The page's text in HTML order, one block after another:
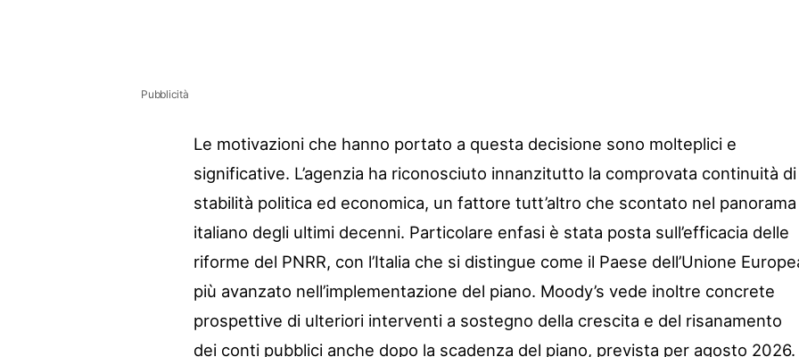
Pubblicità
Le motivazioni che hanno portato a questa decisione sono molteplici e
significative. L’agenzia ha riconosciuto innanzitutto la comprovata continuità di
stabilità politica ed economica, un fattore tutt’altro che scontato nel panorama
italiano degli ultimi decenni. Particolare enfasi è stata posta sull’efficacia delle
riforme del PNRR, con l’Italia che si distingue come il Paese dell’Unione
più avanzato nell’implementazione del piano. Moody’s vede inoltre concrete
prospettive di ulteriori interventi a sostegno della crescita e del risanamento
dei conti pubblici anche dopo la scadenza del piano, prevista per agosto 2026.